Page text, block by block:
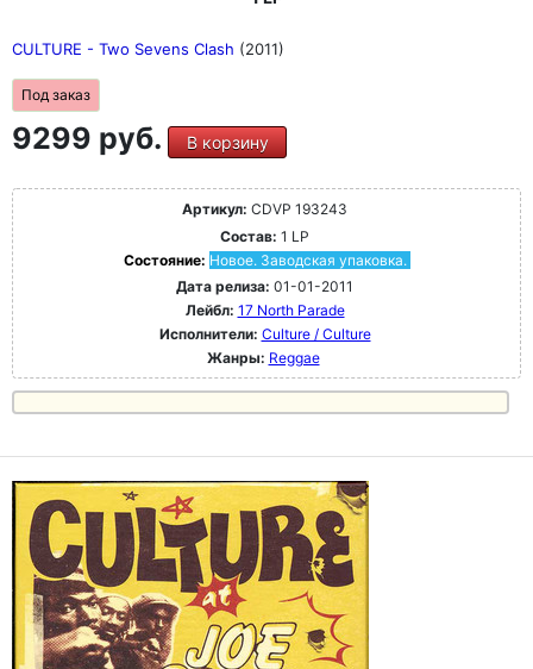
CULTURE - Two Sevens Clash (2011)
Под заказ
9299 руб. В корзину
Артикул: CDVP 193243
Состав: 1 LP
Состояние: Новое. Заводская упаковка.
Дата релиза: 01-01-2011
Лейбл: 17 North Parade
Исполнители: Culture / Culture
Жанры: Reggae